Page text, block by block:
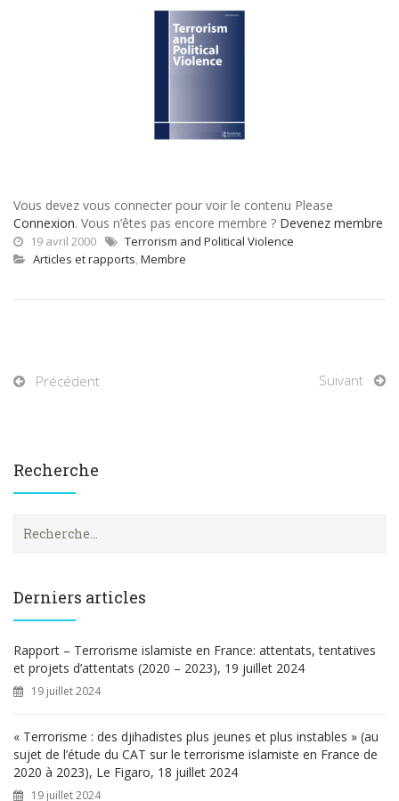
Vous devez vous connecter pour voir le contenu Please
Connexion. Vous n’êtes pas encore membre ? Devenez membre
19 avril 2000
Terrorism and Political Violence
Articles et rapports, Membre
Précédent Suivant
Recherche
e
h
e
r
Derniers articles
Rapport – Terrorisme islamiste en France: attentats, tentatives
et projets d’attentats (2020 – 2023), 19 juillet 2024
19 juillet 2024
« Terrorisme : des djihadistes plus jeunes et plus instables » (au
sujet de l’étude du CAT sur le terrorisme islamiste en France de
2020 à 2023), Le Figaro, 18 juillet 2024
19 juillet 2024